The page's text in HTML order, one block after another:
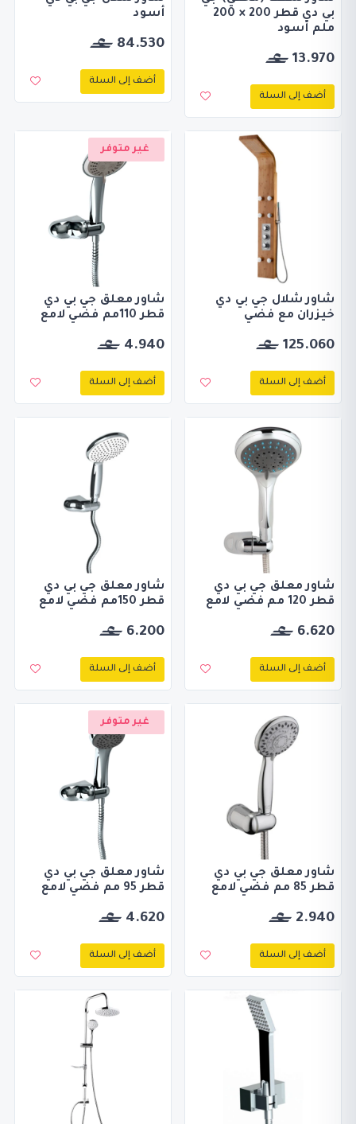
بي دي قطر 200 × 200
ملم أسود
13.970
أضف إلى السلة
أسود
84.530
أضف إلى السلة
شاور شلال جي بي دي
خيزران مع فضي
125.060
أضف إلى السلة
غير متوفر
شاور معلق جي بي دي
قطر 110مم فضي لامع
4.940
أضف إلى السلة
شاور معلق جي بي دي
قطر 120 مم فضي لامع
6.620
أضف إلى السلة
شاور معلق جي بي دي
قطر 150مم فضي لامع
6.200
أضف إلى السلة
شاور معلق جي بي دي
قطر 85 مم فضي لامع
2.940
أضف إلى السلة
غير متوفر
شاور معلق جي بي دي
قطر 95 مم فضي لامع
4.620
أضف إلى السلة